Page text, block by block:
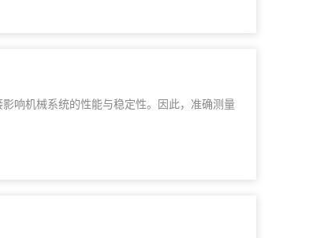
响机械系统的性能与稳定性。因此，准确测量